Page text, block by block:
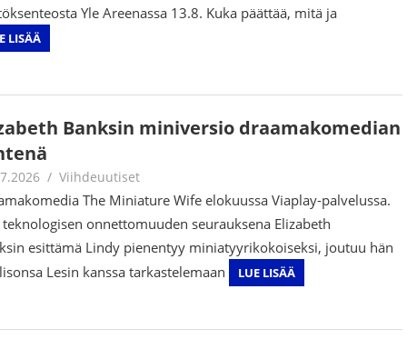
Yle Areenassa 13.8. Kuka päättää, mitä ja
LISÄÄ
Banksin miniversio draamakomedian
Juha Kaunisto
Viihdeuutiset
The Miniature Wife elokuussa Viaplay-palvelussa.
teknologisen onnettomuuden seurauksena Elizabeth
esittämä Lindy pienentyy miniatyyrikokoiseksi, joutuu hän
Lesin kanssa tarkastelemaan
LUE LISÄÄ